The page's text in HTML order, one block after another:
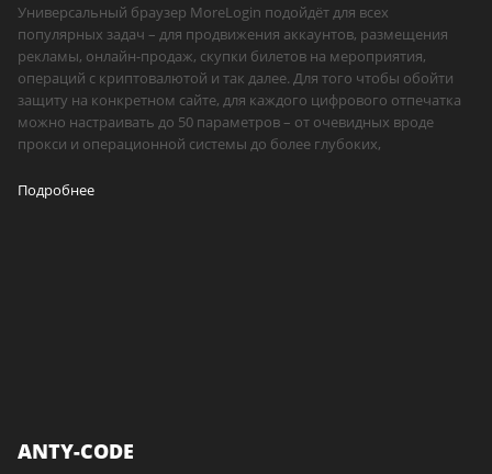
Универсальный браузер MoreLogin подойдёт для всех
популярных задач – для продвижения аккаунтов, размещения
рекламы, онлайн-продаж, скупки билетов на мероприятия,
операций с криптовалютой и так далее. Для того чтобы обойти
защиту на конкретном сайте, для каждого цифрового отпечатка
можно настраивать до 50 параметров – от очевидных вроде
прокси и операционной системы до более глубоких,
Подробнее
ANTY-CODE